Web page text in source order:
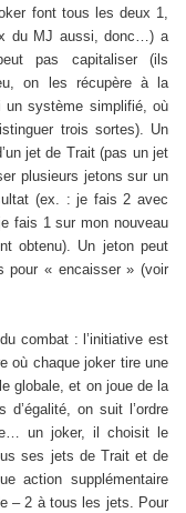
font tous les deux 1,
du MJ aussi, donc…) a
pas capitaliser (ils
on les récupère à la
système simplifié, où
trois sortes). Un
jet de Trait (pas un jet
plusieurs jetons sur un
(ex. : je fais 2 avec
fais 1 sur mon nouveau
obtenu). Un jeton peut
pour « encaisser » (voir
combat : l’initiative est
où chaque joker tire une
globale, et on joue de la
on suit l’ordre
un joker, il choisit le
ses jets de Trait et de
action supplémentaire
– 2 à tous les jets. Pour